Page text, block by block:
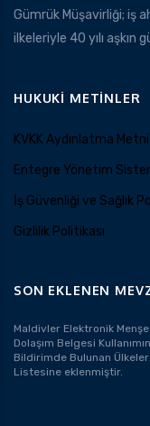
Gümrük Müşavirliği; iş
ilkeleriyle 40 yılı
HUKUKI METINLER
KVKK Aydınlatma Metni
Entegre Yönetim
İş Güvenliği ve Sağlık
Gizlilik Politikası
SON EKLENEN
Maldivler Elektronik
Dolaşım Belgesi
Bildirimde Bulunan Ülkeler
Listesine eklenmiştir.